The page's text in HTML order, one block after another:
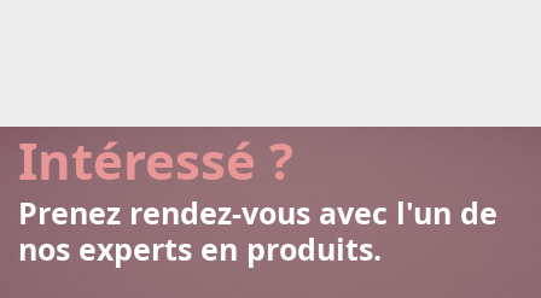
Intéressé ?
Prenez rendez-vous avec l'un de
nos experts en produits.